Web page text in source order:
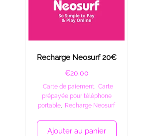
Recharge Neosurf 20€
€20.00
Carte de paiement, Carte
prépayée pour téléphone
portable
Recharge Neosurf
Ajouter au panier